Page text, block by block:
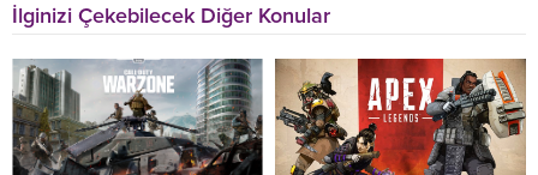
İlginizi Çekebilecek Diğer Konular